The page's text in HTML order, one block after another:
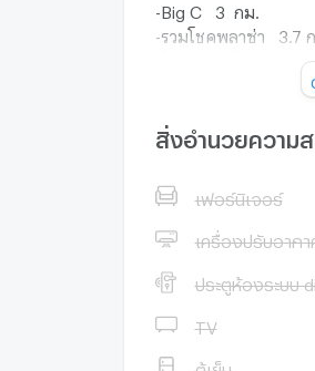
-Big C 3 กม.
-รวมโชคพลาซ่า 3.7 ก
แอดไลน์:
We Chat :
สนใจติดต่อ: คุณอาย
คุณแพรว 088-
https://
สิ่งอำนวยความส
เฟอร์นิเจอร์
เครื่องปรับอากา
ประตูห้องระบบ
TV
ตู้เย็น